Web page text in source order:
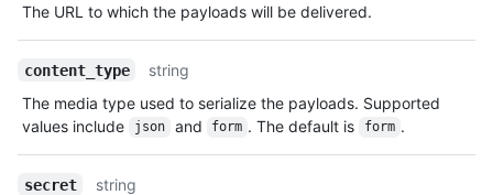
The URL to which the payloads will be delivered.
content_type
string
The media type used to serialize the payloads. Supported
values include
json and form . The default is form .
secret
string